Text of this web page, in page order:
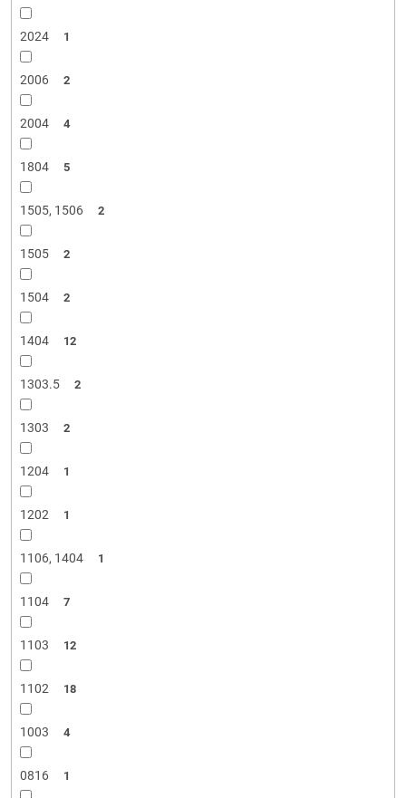
2024 1
2006 2
2004 4
1804 5
1505, 1506 2
1505 2
1504 2
1404 12
1303.5 2
1303 2
1204 1
1202 1
1106, 1404 1
1104 7
1103 12
1102 18
1003 4
0816 1